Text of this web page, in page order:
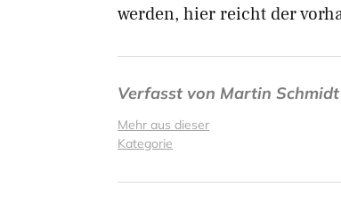
werden, hier reicht der
Verfasst von Martin Schmidt
Mehr aus dieser
Kategorie